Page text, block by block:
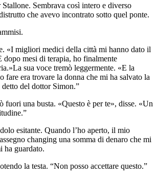
Sembrava così intero e diverso
che avevo incontrato sotto quel ponte.
«I migliori medici della città mi hanno dato il
dopo mesi di terapia, ho finalmente
sua voce tremò leggermente. «E la
fare era trovare la donna che mi ha salvato la
del dottor Simon.”
fuori una busta. «Questo è per te», disse. «Un
esitante. Quando l’ho aperto, il mio
changing una somma di denaro che mi
ha guardato.
la testa. “Non posso accettare questo.”